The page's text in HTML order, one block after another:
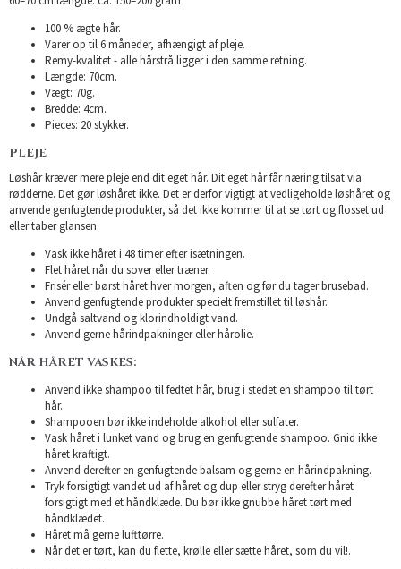
100 % ægte hår.
Varer op til 6 måneder, afhængigt af pleje.
Remy-kvalitet - alle hårstrå ligger i den samme retning.
Længde: 70cm.
Vægt: 70g.
Bredde: 4cm.
Pieces: 20 stykker.
PLEJE
Løshår kræver mere pleje end dit eget hår. Dit eget hår får næring tilsat via
rødderne. Det gør løshåret ikke. Det er derfor vigtigt at vedligeholde løshåret og
anvende genfugtende produkter, så det ikke kommer til at se tørt og flosset ud
eller taber glansen.
Vask ikke håret i 48 timer efter isætningen.
Flet håret når du sover eller træner.
Frisér eller børst håret hver morgen, aften og før du tager brusebad.
Anvend genfugtende produkter specielt fremstillet til løshår.
Undgå saltvand og klorindholdigt vand.
Anvend gerne hårindpakninger eller hårolie.
NÅR HÅRET VASKES:
Anvend ikke shampoo til fedtet hår, brug i stedet en shampoo til tørt
hår.
Shampooen bør ikke indeholde alkohol eller sulfater.
Vask håret i lunket vand og brug en genfugtende shampoo. Gnid ikke
håret kraftigt.
Anvend derefter en genfugtende balsam og gerne en hårindpakning.
Tryk forsigtigt vandet ud af håret og dup eller stryg derefter håret
forsigtigt med et håndklæde. Du bør ikke gnubbe håret tørt med
håndklædet.
Håret må gerne lufttørre.
Når det er tørt, kan du flette, krølle eller sætte håret, som du vil!.